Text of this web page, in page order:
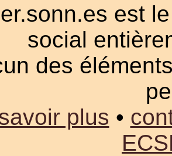
est
social
des
plus •